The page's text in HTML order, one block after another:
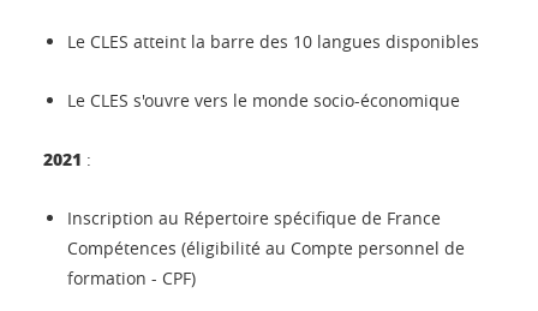
Le CLES atteint la barre des 10 langues disponibles
Le CLES s'ouvre vers le monde socio-économique
2021 :
Inscription au Répertoire spécifique de France
Compétences (éligibilité au Compte personnel de
formation - CPF)